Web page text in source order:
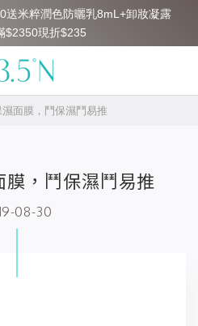
面膜，鬥保濕鬥易推
，鬥保濕鬥易推
08-30
送米粹潤色防曬乳8mL+卸妝凝露
$2350現折$235